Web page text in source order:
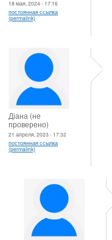
18 мая, 2024 - 17:16
постоянная ссылка
(permalink)
Діана (не
проверено)
21 апреля, 2023 - 17:32
постоянная ссылка
(permalink)